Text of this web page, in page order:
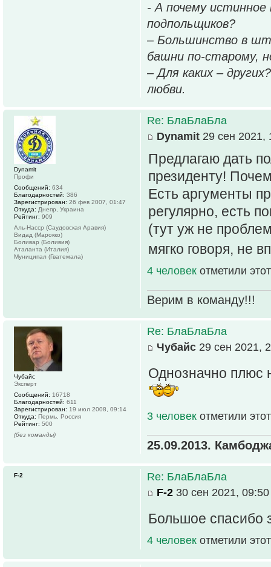
- А почему
подпольщиков?
– Большинство в
башни по-старому,
– Для каких –
любви.
Re: БлаБлаБла
Dynamit 29 сен 2021,
Предлагаю дать
президенту!
Есть аргументы
регулярно, есть
(тут уж не
мягко говоря, не
4 человек отметили
Верим в команду!!!
Dynamit
Профи
Сообщений: 634
Благодарностей: 386
Зарегистрирован: 26 фев 2007, 01:47
Откуда: Днепр, Украина
Рейтинг: 909
Аль-Насср (Саудовская Аравия)
Видад (Марокко)
Боливар (Боливия)
Аталанта (Италия)
Муниципал (Гватемала)
Re: БлаБлаБла
Чубайс 29 сен 2021,
Однозначно плюс
3 человек отметили
25.09.2013.
Чубайс
Эксперт
Сообщений: 16718
Благодарностей: 611
Зарегистрирован: 19 июл 2008, 09:14
Откуда: Пермь, Россия
Рейтинг: 500
(без команды)
Re: БлаБлаБла
F-2 30 сен 2021, 09:50
Большое спасибо
4 человек отметили
F-2